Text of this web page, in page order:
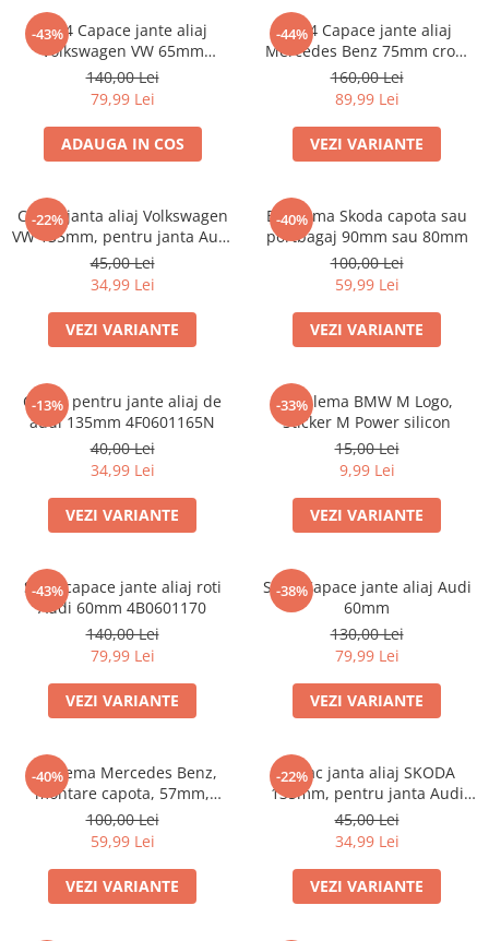
-43%
Set 4 Capace jante aliaj
Volkswagen VW 65mm
3B7601171
140,00 Lei
79,99 Lei
ADAUGA IN COS
-44%
set 4 Capace jante aliaj
Mercedes Benz 75mm crom
A1714000025
160,00 Lei
89,99 Lei
VEZI VARIANTE
-22%
Capac janta aliaj Volkswagen
VW 135mm, pentru janta Audi
4F0601165N
45,00 Lei
34,99 Lei
VEZI VARIANTE
-40%
Emblema Skoda capota sau
portbagaj 90mm sau 80mm
100,00 Lei
59,99 Lei
VEZI VARIANTE
-13%
Capac pentru jante aliaj de
audi 135mm 4F0601165N
40,00 Lei
34,99 Lei
VEZI VARIANTE
-33%
Emblema BMW M Logo,
Sticker M Power silicon
15,00 Lei
9,99 Lei
VEZI VARIANTE
-43%
Set 4 capace jante aliaj roti
Audi 60mm 4B0601170
140,00 Lei
79,99 Lei
VEZI VARIANTE
-38%
Set 4 Capace jante aliaj Audi
60mm
130,00 Lei
79,99 Lei
VEZI VARIANTE
-40%
Emblema Mercedes Benz,
montare capota, 57mm,
A2048170616
100,00 Lei
59,99 Lei
VEZI VARIANTE
-22%
Capac janta aliaj SKODA
135mm, pentru janta Audi
4F0601165N
45,00 Lei
34,99 Lei
VEZI VARIANTE